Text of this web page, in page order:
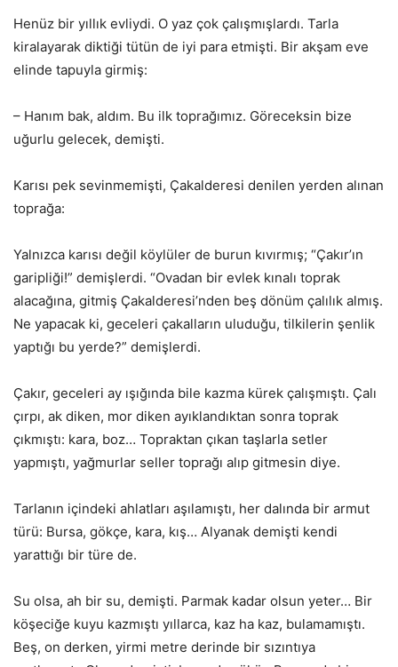
Henüz bir yıllık evliydi. O yaz çok çalışmışlardı. Tarla
kiralayarak diktiği tütün de iyi para etmişti. Bir akşam eve
elinde tapuyla girmiş:
– Hanım bak, aldım. Bu ilk toprağımız. Göreceksin bize
uğurlu gelecek, demişti.
Karısı pek sevinmemişti, Çakalderesi denilen yerden alınan
toprağa:
Yalnızca karısı değil köylüler de burun kıvırmış; “Çakır’ın
garipliği!” demişlerdi. “Ovadan bir evlek kınalı toprak
alacağına, gitmiş Çakalderesi’nden beş dönüm çalılık almış.
Ne yapacak ki, geceleri çakalların uluduğu, tilkilerin şenlik
yaptığı bu yerde?” demişlerdi.
Çakır, geceleri ay ışığında bile kazma kürek çalışmıştı. Çalı
çırpı, ak diken, mor diken ayıklandıktan sonra toprak
çıkmıştı: kara, boz… Topraktan çıkan taşlarla setler
yapmıştı, yağmurlar seller toprağı alıp gitmesin diye.
Tarlanın içindeki ahlatları aşılamıştı, her dalında bir armut
türü: Bursa, gökçe, kara, kış… Alyanak demişti kendi
yarattığı bir türe de.
Su olsa, ah bir su, demişti. Parmak kadar olsun yeter… Bir
köşeciğe kuyu kazmıştı yıllarca, kaz ha kaz, bulamamıştı.
Beş, on derken, yirmi metre derinde bir sızıntıya